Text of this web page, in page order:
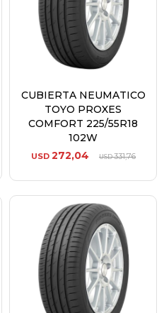
CUBIERTA NEUMATICO
TOYO PROXES
COMFORT 225/55R18
102W
USD 272,04 USD331,76